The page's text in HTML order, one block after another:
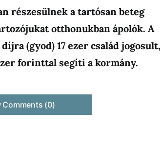
részesülnek a tartósan beteg
otthonukban ápolók. A
(gyod) 17 ezer család jogosult,
forinttal segíti a kormány.
Comments (0)